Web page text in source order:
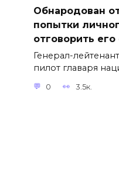
Обнародован
попытки
отговорить
Генерал-
пилот главаря
0 3.5к.